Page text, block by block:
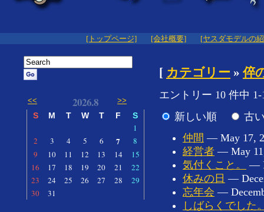
[トップページ] [会社概要] [ヤスダモデルの
[ カテゴリー »倅
エントリー 10 件中
新しい順
古
仲間 — May 17,
経営者 — May
気付くこと。
—
休みの日 —
忘年会 —
しばらくでした
<< 2026.8 >>
S M T W T F S
1
2
3 4 5 6 7
8
9
10 11 12 13 14
15
16
17 18 19 20 21
22
23
24 25 26 27 28
29
30
31